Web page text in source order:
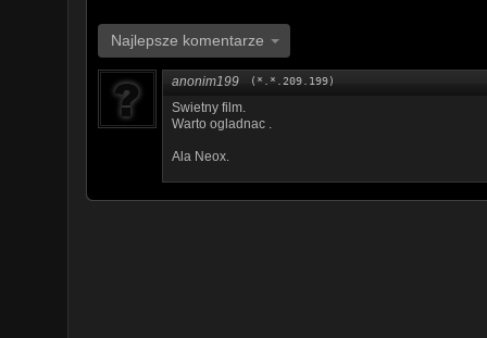
Najlepsze komentarze
anonim199 (*.*.209.199)
Swietny film.
Warto ogladnac .
Ala Neox.